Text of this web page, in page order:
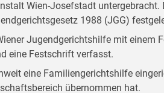
Wien-Josefstadt
1988 (JGG)
Jugendgerichtshilfe mit
eine Festschrift verfasst.
eine Familiengerichtshilfe
übernommen hat.